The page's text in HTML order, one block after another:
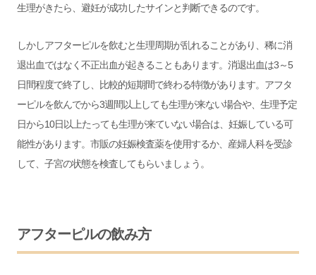
生理がきたら、避妊が成功したサインと判断できるのです。
しかしアフターピルを飲むと生理周期が乱れることがあり、稀に消
退出血ではなく不正出血が起きることもあります。消退出血は3～5
日間程度で終了し、比較的短期間で終わる特徴があります。アフタ
ーピルを飲んでから3週間以上しても生理が来ない場合や、生理予定
日から10日以上たっても生理が来ていない場合は、妊娠している可
能性があります。市販の妊娠検査薬を使用するか、産婦人科を受診
して、子宮の状態を検査してもらいましょう。
アフターピルの飲み方